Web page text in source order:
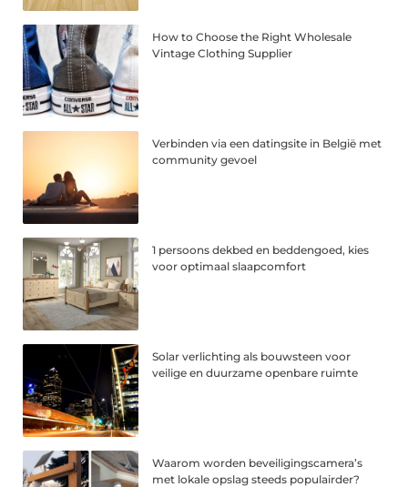
How to Choose the Right Wholesale
Vintage Clothing Supplier
Verbinden via een datingsite in België met
community gevoel
1 persoons dekbed en beddengoed, kies
voor optimaal slaapcomfort
Solar verlichting als bouwsteen voor
veilige en duurzame openbare ruimte
Waarom worden beveiligingscamera’s
met lokale opslag steeds populairder?